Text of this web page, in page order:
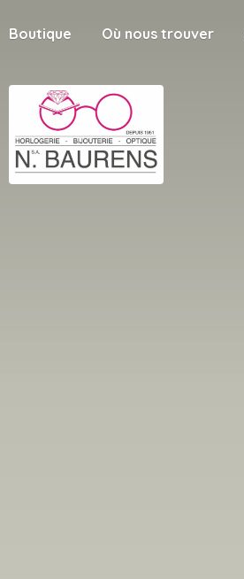
Boutique Où nous trouver